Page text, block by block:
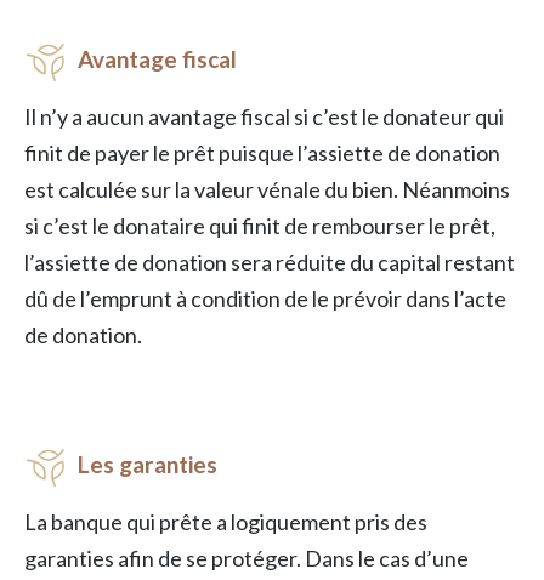
Avantage fiscal
Il n’y a aucun avantage fiscal si c’est le donateur qui
finit de payer le prêt puisque l’assiette de donation
est calculée sur la valeur vénale du bien. Néanmoins
si c’est le donataire qui finit de rembourser le prêt,
l’assiette de donation sera réduite du capital restant
dû de l’emprunt à condition de le prévoir dans l’acte
de donation.
Les garanties
La banque qui prête a logiquement pris des
garanties afin de se protéger. Dans le cas d’une